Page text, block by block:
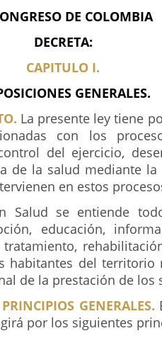
DE COLOMBIA
DECRETA:
CAPITULO I.
GENERALES.
La presente ley tiene
con los
del ejercicio,
de la salud mediante
en estos
Salud se entiende
educación,
tratamiento,
habitantes del territorio
de la prestación de los
GENERALES.
por los siguientes